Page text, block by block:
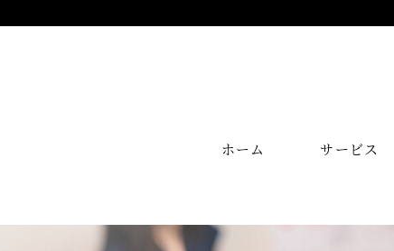
ホーム サービス